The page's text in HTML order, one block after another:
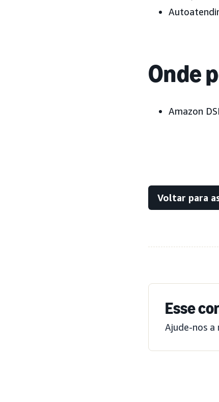
Onde
Amazon
Voltar para
Esse
Ajude-nos